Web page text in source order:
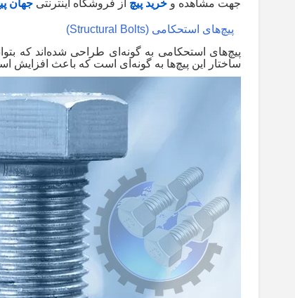
جهت مشاهده و خرید پیچ از فروشگاه اینترنتی جهان
پیچ‌های استحکامی (Structural Bolts)
پیچ‌های استحکامی به گونه‌ای طراحی شده‌اند که
ساختار این پیچ‌ها به گونه‌ای است که باعث افزایش